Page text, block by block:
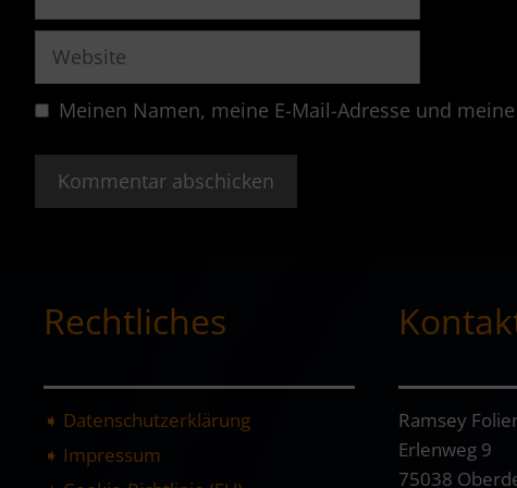
Website
Meinen Namen, meine E-Mail-Adresse und
Rechtliches
➧ Datenschutzerklärung
➧ Impressum
Ramsey
Erlenweg 9
75038